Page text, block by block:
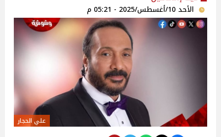
الأحد 10/أغسطس/2025 - 05:21 م
علي الحجار